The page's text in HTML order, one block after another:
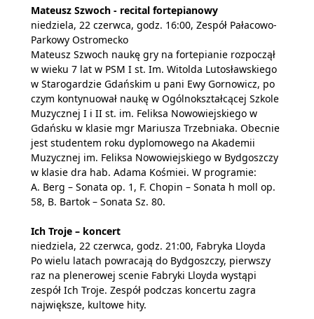
Mateusz Szwoch - recital fortepianowy
niedziela, 22 czerwca, godz. 16:00, Zespół Pałacowo-
Parkowy Ostromecko
Mateusz Szwoch naukę gry na fortepianie rozpoczął
w wieku 7 lat w PSM I st. Im. Witolda Lutosławskiego
w Starogardzie Gdańskim u pani Ewy Gornowicz, po
czym kontynuował naukę w Ogólnokształcącej Szkole
Muzycznej I i II st. im. Feliksa Nowowiejskiego w
Gdańsku w klasie mgr Mariusza Trzebniaka. Obecnie
jest studentem roku dyplomowego na Akademii
Muzycznej im. Feliksa Nowowiejskiego w Bydgoszczy
w klasie dra hab. Adama Kośmiei. W programie:
A. Berg – Sonata op. 1, F. Chopin – Sonata h moll op.
58, B. Bartok – Sonata Sz. 80.
Ich Troje – koncert
niedziela, 22 czerwca, godz. 21:00, Fabryka Lloyda
Po wielu latach powracają do Bydgoszczy, pierwszy
raz na plenerowej scenie Fabryki Lloyda wystąpi
zespół Ich Troje. Zespół podczas koncertu zagra
największe, kultowe hity.